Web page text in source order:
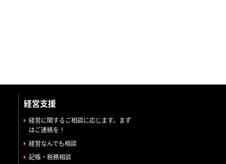
経営支援
経営に関するご相談に応じます。まず
はご連絡を！
経営なんでも相談
記帳・税務相談